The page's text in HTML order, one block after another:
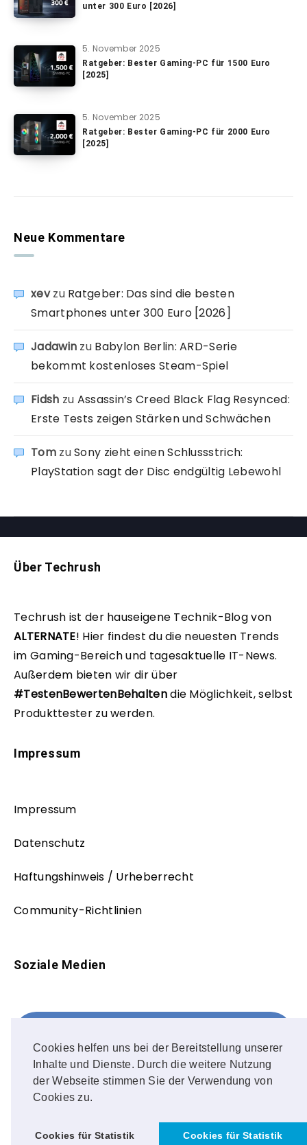
Cookies helfen uns bei der Bereitstellung unserer
Inhalte und Dienste. Durch die weitere Nutzung
der Webseite stimmen Sie der Verwendung von
Cookies zu.
Cookies für Statistik Cookies für Statistik
unter 300 Euro [2026]
5. November 2025
Ratgeber: Bester Gaming-PC für 1500 Euro
[2025]
5. November 2025
Ratgeber: Bester Gaming-PC für 2000 Euro
[2025]
Neue Kommentare
xevzu Ratgeber: Das sind die besten
Smartphones unter 300 Euro [2026]
Jadawin zu Babylon Berlin: ARD-Serie
bekommt kostenloses Steam-Spiel
Fidsh zu Assassin’s Creed Black Flag Resynced:
Erste Tests zeigen Stärken und Schwächen
TomzuSony zieht einen Schlussstrich:
PlayStation sagt der Disc endgültig Lebewohl
Über Techrush
Techrush ist der hauseigene Technik-Blog von
ALTERNATE! Hier findest du die neuesten Trends
im Gaming-Bereich und tagesaktuelle IT-News.
Außerdem bieten wir dir über
#TestenBewertenBehaltendie Möglichkeit, selbst
Produkttester zu werden.
Impressum
Impressum
Datenschutz
Haftungshinweis / Urheberrecht
Community-Richtlinien
Soziale Medien
FOLLOW ME!
Instagram
OUR PHOTOS!